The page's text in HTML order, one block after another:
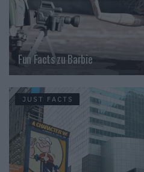
Fun Facts zu Barbie
JUST FACTS